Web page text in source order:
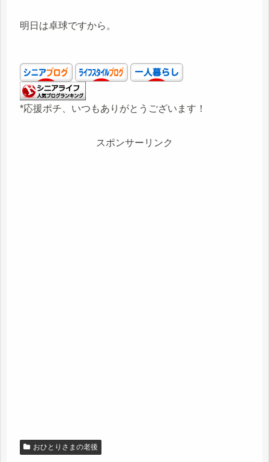
明日は卓球ですから。
*応援ポチ、いつもありがとうございます！
スポンサーリンク
おひとりさまの老後